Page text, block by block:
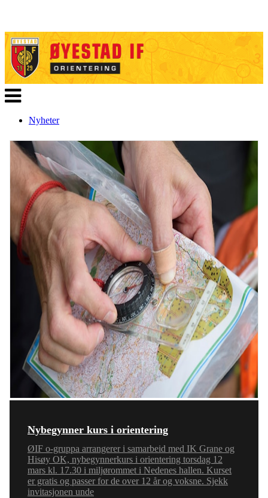
Veksle
navigasjon
Nyheter
Nybegynner kurs i orientering
ØIF o-gruppa arrangerer i samarbeid med IK Grane og
Hisøy OK, nybegynnerkurs i orientering torsdag 12
mars kl. 17.30 i miljørommet i Nedenes hallen. Kurset
er gratis og passer for de over 12 år og voksne. Sjekk
invitasjonen unde